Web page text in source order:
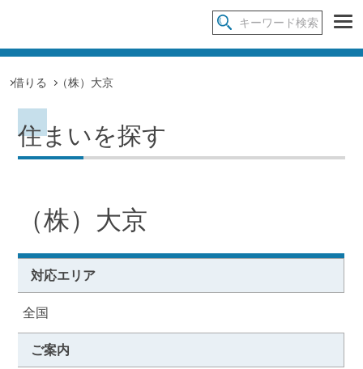
借りる （株）大京
住まいを探す
（株）大京
対応エリア
全国
ご案内